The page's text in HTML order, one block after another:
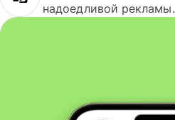
надоедливой рекламы.